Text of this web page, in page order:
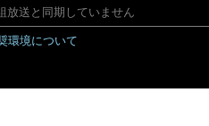
放送と同期していません
環境について